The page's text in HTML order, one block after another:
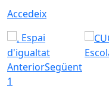
Accedeix
Espai
d'igualtat
AnteriorSegüent
1